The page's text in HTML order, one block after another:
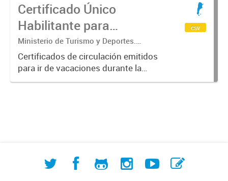
Certificado Único
Habilitante para
Circulación (CUHC) -
VERANO
Ministerio de Turismo y Deportes.
Subsecretaría de Desarrollo Estratégico.
Dirección Nacional de Mercados y
Estadística
Certificados de circulación emitidos
para ir de vacaciones durante la
emergencia sanitaria
csv